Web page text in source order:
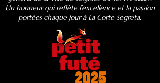
Un honneur qui reflète l’excellence et la passion
portées chaque jour à La Corte Segreta.